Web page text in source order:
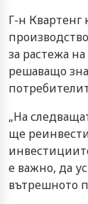
Г-н Квартенг
за растежа
решаващо
„На
ще
е важно, да
вътрешното